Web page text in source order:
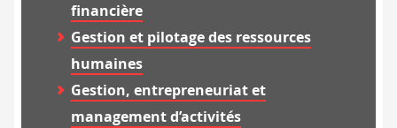
financière
Gestion et pilotage des ressources
humaines
Gestion, entrepreneuriat et
management d’activités